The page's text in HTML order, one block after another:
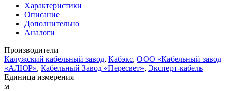
Характеристики
Описание
Дополнительно
Аналоги
Производители
Калужский кабельный завод, Кабэкс, ООО «Кабельный завод
«АЛЮР», Кабельный Завод «Пересвет», Эксперт-кабель
Единица измерения
м